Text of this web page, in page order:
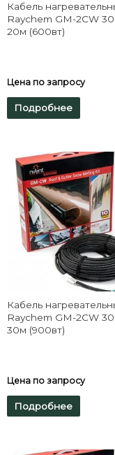
Кабель
Raychem GM-2CW
20м (600вт)
Цена по запросу
Подробнее
Кабель
Raychem GM-2CW
30м (900вт)
Цена по запросу
Подробнее